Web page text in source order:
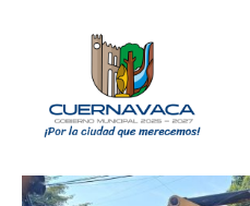
Gobierno
Turismo